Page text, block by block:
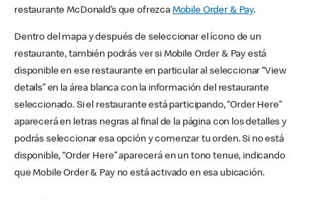
restaurante McDonald’s que ofrezca Mobile Order & Pay.
Dentro del mapa y después de seleccionar el ícono de un
restaurante, también podrás ver si Mobile Order & Pay está
disponible en ese restaurante en particular al seleccionar “View
details” en la área blanca con la información del restaurante
seleccionado. Si el restaurante está participando, “Order Here”
aparecerá en letras negras al final de la página con los detalles y
podrás seleccionar esa opción y comenzar tu orden. Si no está
disponible, “Order Here” aparecerá en un tono tenue, indicando
que Mobile Order & Pay no está activado en esa ubicación.